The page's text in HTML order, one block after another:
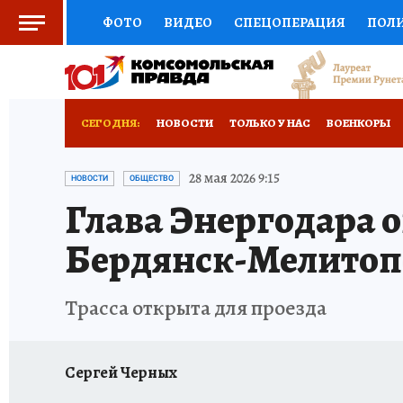
ФОТО ВИДЕО СПЕЦОПЕРАЦИЯ
СОЦПОДДЕРЖКА НАУКА СПОРТ
РЕКЛАМА ТЕСТЫ НОВОЕ
СЕГОДНЯ: НОВОСТИ ТОЛЬКО У НАС ВОЕНКОРЫ
ИСПЫТАНО НА СЕБЕ
НОВОСТИ ОБЩЕСТВО 28 мая 2026 9:15
Глава Энергодара
Бердянск-
Трасса открыта для проезда
Сергей Черных